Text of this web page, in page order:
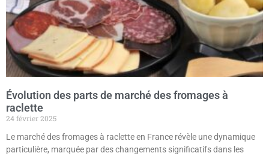
Évolution des parts de marché des fromages à
raclette
24 février 2025
Le marché des fromages à raclette en France révèle une dynamique
particulière, marquée par des changements significatifs dans les